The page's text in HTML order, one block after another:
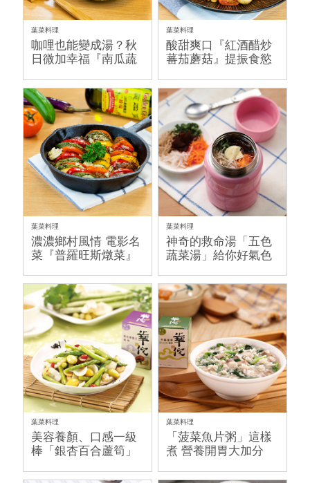
葉菜料理
咖哩也能變成湯？秋
日微加幸福『南瓜蔬
葉菜料理
酸甜爽口『紅酒醋炒
蕃茄蘑菇』提振食慾
葉菜料理
濃濃鄉村風情 電影名
菜『普羅旺斯燉菜』
葉菜料理
神奇的救命湯「五色
蔬菜湯」給你好氣色
葉菜料理
美容養顏、口感一級
棒「銀杏百合蘆筍」
葉菜料理
「菠菜魚片粥」這樣
煮 營養開胃大加分